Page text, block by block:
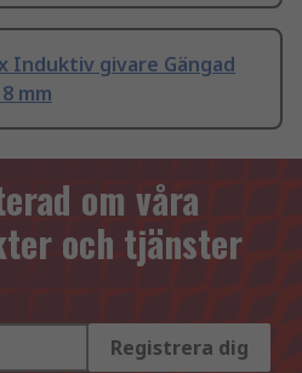
Induktiv givare Gängad
mm
om våra
och tjänster
Registrera dig